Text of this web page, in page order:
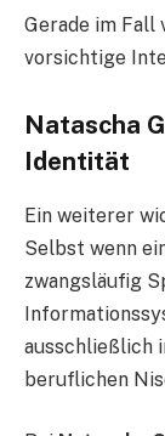
Gerade im Fall
vorsichtige
Natascha
Identität
Ein weiterer
Selbst wenn
zwangsläufig
ausschließlich
beruflichen